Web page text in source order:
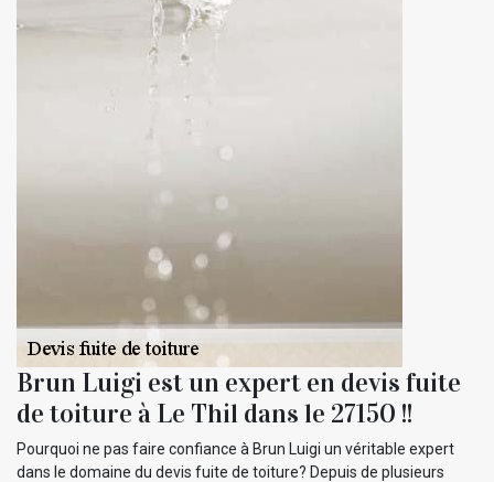
Brun Luigi est un expert en devis fuite
de toiture à Le Thil dans le 27150 !!
Pourquoi ne pas faire confiance à Brun Luigi un véritable expert
dans le domaine du devis fuite de toiture? Depuis de plusieurs